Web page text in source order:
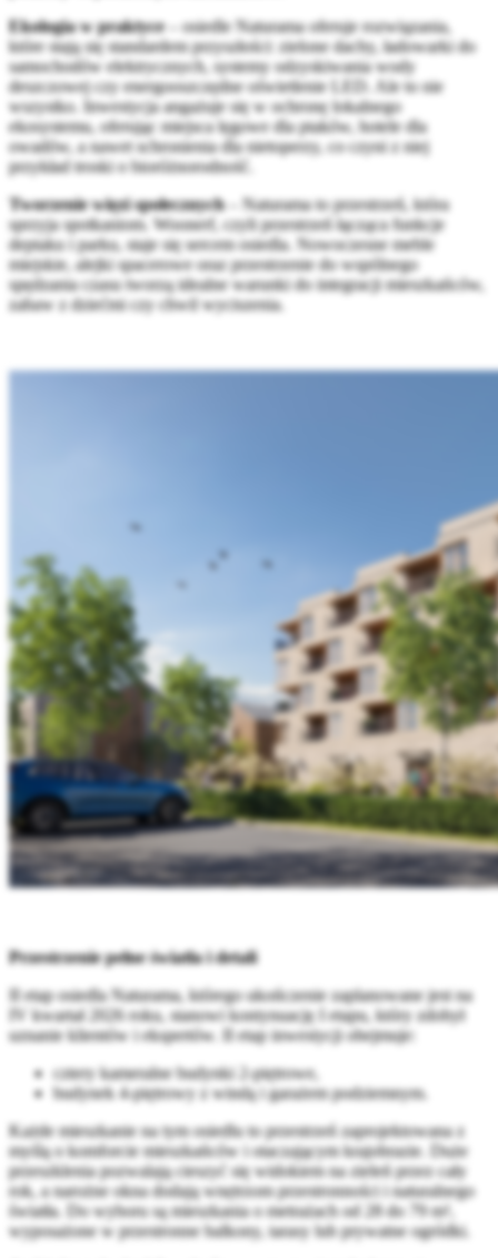
Ekologia w praktyce– osiedle Naturama oferuje rozwiązania,
które stają się standardem przyszłości: zielone dachy, ładowarki do
samochodów elektrycznych, systemy odzyskiwania wody
deszczowej czy energooszczędne oświetlenie LED. Ale to nie
wszystko. Inwestycja angażuje się w ochronę lokalnego
ekosystemu, oferując miejsca lęgowe dla ptaków, hotele dla
owadów, a nawet schronienia dla nietoperzy, co czyni z niej
przykład troski o bioróżnorodność.
Tworzenie więzi społecznych– Naturama to przestrzeń, która
sprzyja spotkaniom. Woonerf, czyli przestrzeń łącząca funkcje
deptaku i parku, staje się sercem osiedla. Nowoczesne meble
miejskie, alejki spacerowe oraz przestrzenie do wspólnego
spędzania czasu tworzą idealne warunki do integracji mieszkańców,
zabaw z dziećmi czy chwil wyciszenia.
Przestrzenie pełne światła i detali
II etap osiedla Naturama, którego ukończenie zaplanowane jest na
IV kwartał 2026 roku, stanowi kontynuację I etapu, który zdobył
uznanie klientów i ekspertów. II etap inwestycji obejmuje:
cztery kameralne budynki 2-piętrowe,
budynek 4-piętrowy z windą i garażem podziemnym.
Każde mieszkanie na tym osiedlu to przestrzeń zaprojektowana z
myślą o komforcie mieszkańców i otaczającym krajobrazie. Duże
przeszklenia pozwalają cieszyć się widokiem na zieleń przez cały
rok, a narożne okna dodają wnętrzom przestronności i naturalnego
światła. Do wyboru są mieszkania o metrażach od 28 do 79 m²,
wyposażone w przestronne balkony, tarasy lub prywatne ogródki.